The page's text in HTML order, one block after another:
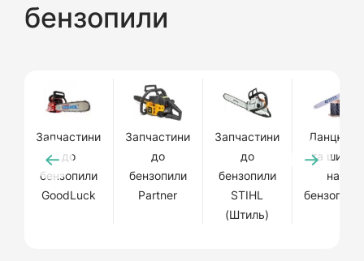
бензопили
Запчастини
до
бензопили
GoodLuck
Запчастини
до
бензопили
Partner
Запчастини
до
бензопили
STIHL
(Штиль)
Ланцюги
та шини
на
бензопили